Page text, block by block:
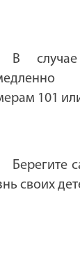
В
101
Берегите
своих